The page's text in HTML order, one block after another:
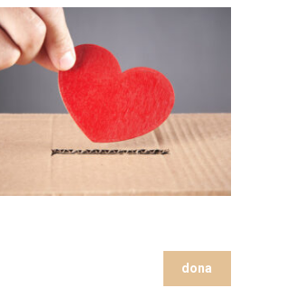
dona